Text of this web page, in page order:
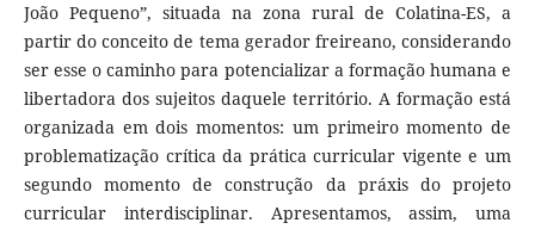
João Pequeno”, situada na zona rural de Colatina-ES, a
partir do conceito de tema gerador freireano, considerando
ser esse o caminho para potencializar a formação humana e
libertadora dos sujeitos daquele território. A formação está
organizada em dois momentos: um primeiro momento de
problematização crítica da prática curricular vigente e um
segundo momento de construção da práxis do projeto
curricular interdisciplinar. Apresentamos, assim, uma